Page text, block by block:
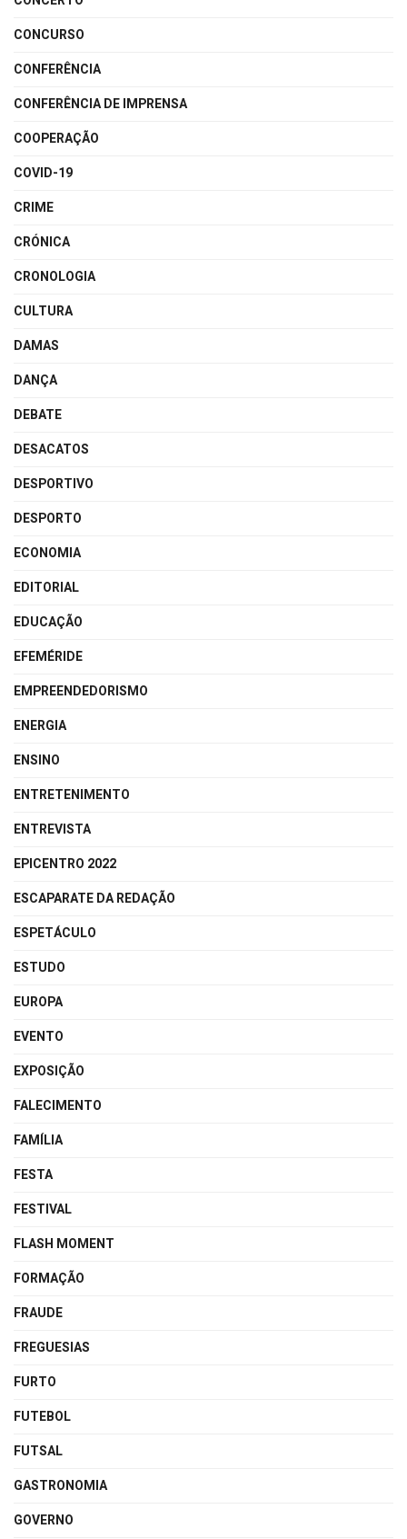
CONCURSO
CONFERÊNCIA
CONFERÊNCIA DE IMPRENSA
COOPERAÇÃO
COVID-19
CRIME
CRÓNICA
CRONOLOGIA
CULTURA
DAMAS
DANÇA
DEBATE
DESACATOS
DESPORTIVO
DESPORTO
ECONOMIA
EDITORIAL
EDUCAÇÃO
EFEMÉRIDE
EMPREENDEDORISMO
ENERGIA
ENSINO
ENTRETENIMENTO
ENTREVISTA
EPICENTRO 2022
ESCAPARATE DA REDAÇÃO
ESPETÁCULO
ESTUDO
EUROPA
EVENTO
EXPOSIÇÃO
FALECIMENTO
FAMÍLIA
FESTA
FESTIVAL
FLASH MOMENT
FORMAÇÃO
FRAUDE
FREGUESIAS
FURTO
FUTEBOL
FUTSAL
GASTRONOMIA
GOVERNO